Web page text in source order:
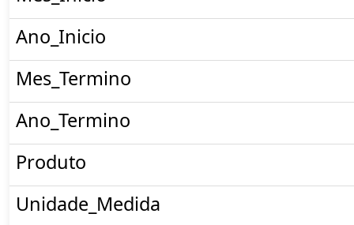
Ano_Inicio
Mes_Termino
Ano_Termino
Produto
Unidade_Medida